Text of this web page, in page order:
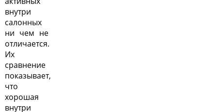
внутри
салонных
ни чем не
отличается.
Их
сравнение
показывает,
что
хорошая
внутри